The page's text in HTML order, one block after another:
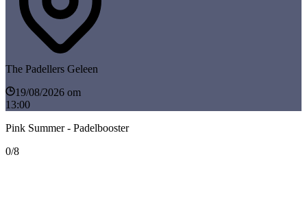
The Padellers Geleen
19/08/2026 om
13:00
Pink Summer - Padelbooster
0/8